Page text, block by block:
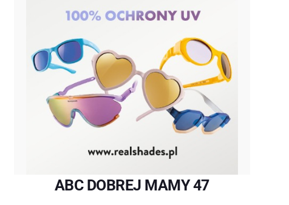
ABC DOBREJ MAMY 47